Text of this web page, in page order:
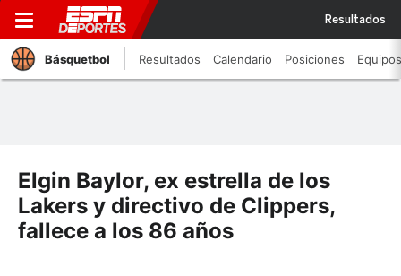
Resultados
Básquetbol Resultados Calendario Posiciones Equipos
Elgin Baylor, ex estrella de los
Lakers y directivo de Clippers,
fallece a los 86 años